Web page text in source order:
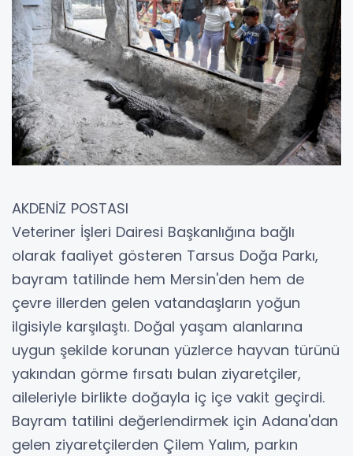
AKDENİZ POSTASI
Veteriner İşleri Dairesi Başkanlığına bağlı
olarak faaliyet gösteren Tarsus Doğa Parkı,
bayram tatilinde hem Mersin'den hem de
çevre illerden gelen vatandaşların yoğun
ilgisiyle karşılaştı. Doğal yaşam alanlarına
uygun şekilde korunan yüzlerce hayvan türünü
yakından görme fırsatı bulan ziyaretçiler,
aileleriyle birlikte doğayla iç içe vakit geçirdi.
Bayram tatilini değerlendirmek için Adana'dan
gelen ziyaretçilerden Çilem Yalım, parkın